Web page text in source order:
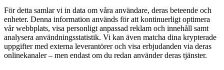
För detta samlar vi in data om våra användare, deras beteende och
enheter. Denna information används för att kontinuerligt optimera
vår webbplats, visa personligt anpassad reklam och innehåll samt
analysera användningsstatistik. Vi kan även matcha dina krypterade
uppgifter med externa leverantörer och visa erbjudanden via deras
onlinekanaler – men endast om du redan använder deras tjänster.